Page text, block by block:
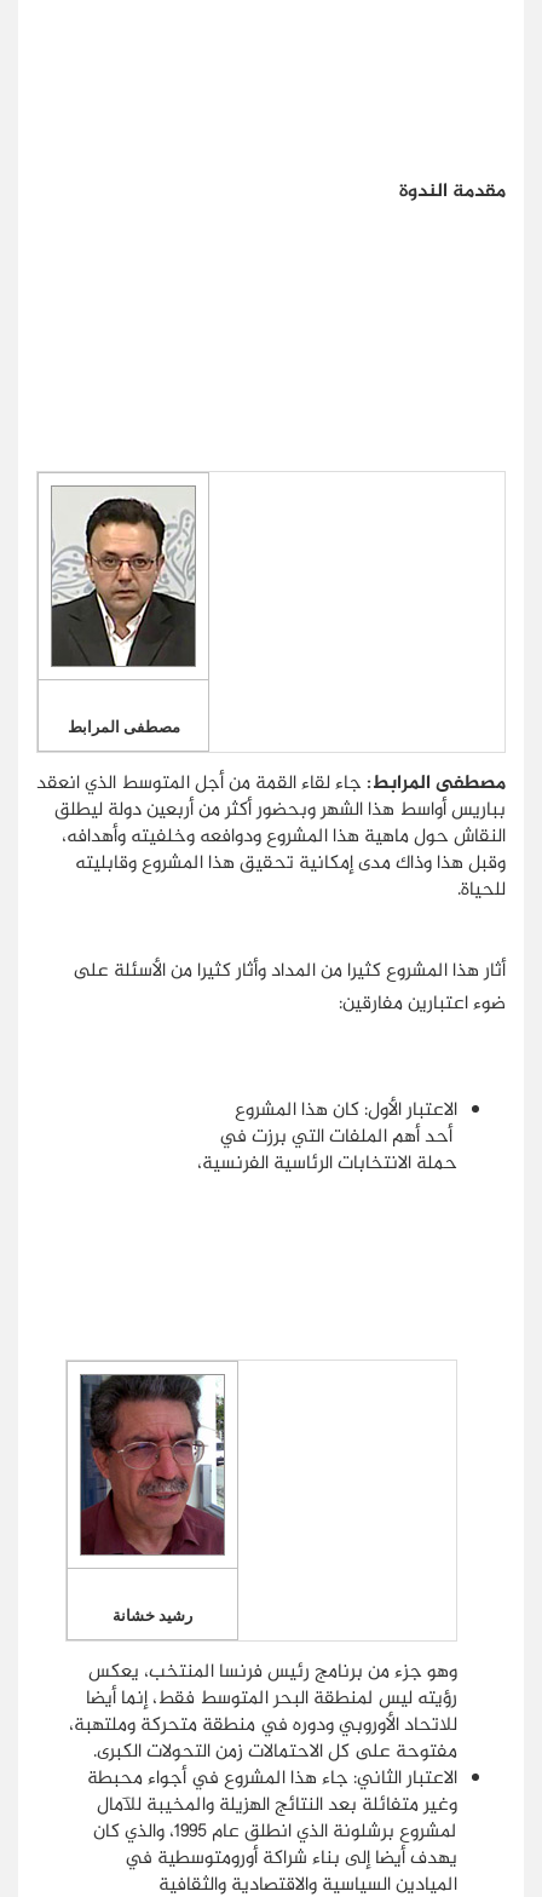
مقدمة الندوة
مصطفى المرابط
مصطفى المرابط:جاء لقاء القمة من أجل المتوسط الذي انعقد
بباريس أواسط هذا الشهر وبحضور أكثر من أربعين دولة ليطلق
النقاش حول ماهية هذا المشروع ودوافعه وخلفيته وأهدافه،
وقبل هذا وذاك مدى إمكانية تحقيق هذا المشروع وقابليته
للحياة.
أثار هذا المشروع كثيرا من المداد وأثار كثيرا من الأسئلة على
ضوء اعتبارين مفارقين:
الاعتبار الأول: كان هذا المشروع
أحد أهم الملفات التي برزت في
حملة الانتخابات الرئاسية الفرنسية،
رشيد خشانة
وهو جزء من برنامج رئيس فرنسا المنتخب، يعكس
رؤيته ليس لمنطقة البحر المتوسط فقط، إنما أيضا
للاتحاد الأوروبي ودوره في منطقة متحركة وملتهبة،
مفتوحة على كل الاحتمالات زمن التحولات الكبرى.
الاعتبار الثاني: جاء هذا المشروع في أجواء محبطة
وغير متفائلة بعد النتائج الهزيلة والمخيبة للآمال
لمشروع برشلونة الذي انطلق عام 1995، والذي كان
يهدف أيضا إلى بناء شراكة أورومتوسطية في
الميادين السياسية والاقتصادية والثقافية